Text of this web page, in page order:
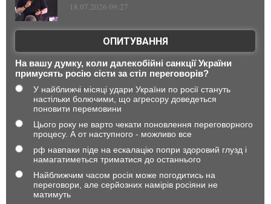
18.07.2026 09:27
ОПИТУВАННЯ
На вашу думку, коли далекобійні санкції України
примусять росію сісти за стіл переговорів?
У найближчі місяці удари України по росії стануть
настільки болючими, що агресору доведеться
поновити перемовини
Цього року не варто чекати поновлення переговорного
процесу. А от наступного - можливо все
рф навпаки піде на ескалацію попри здоровий глузд і
намагатиметься триматися до останнього
Найближчим часом росія може погодитись на
переговори, але серйозних намірів росіяни не
матимуть